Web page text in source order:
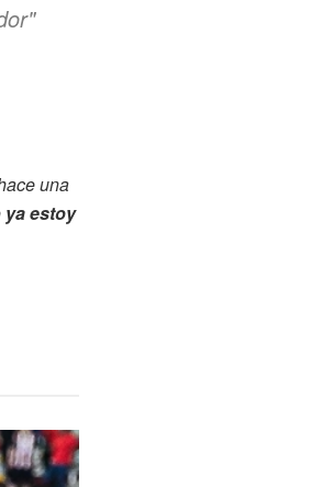
una
ya estoy